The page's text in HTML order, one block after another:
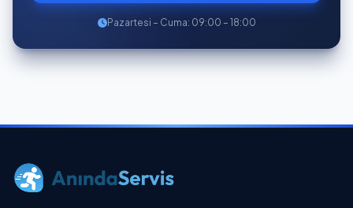
Pazartesi – Cuma: 09:00 – 18:00